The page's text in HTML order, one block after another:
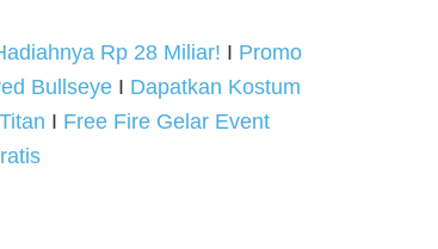
Rp 28 Miliar! I Promo
Bullseye I Dapatkan Kostum
I Free Fire Gelar Event